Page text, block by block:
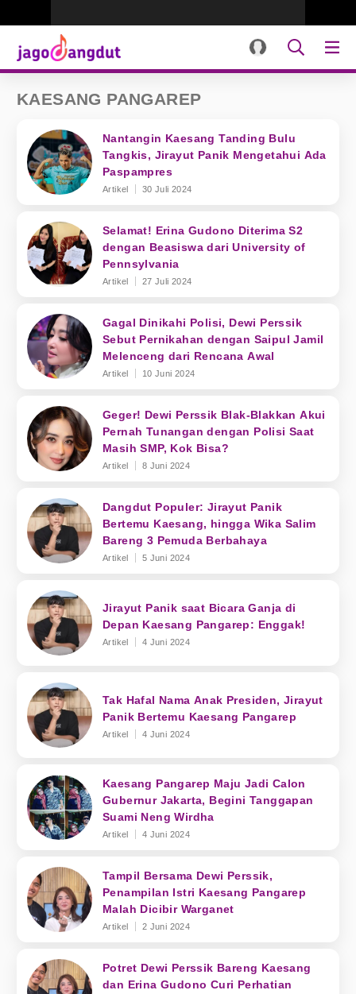
KAESANG PANGAREP
Nantangin Kaesang Tanding Bulu
Tangkis, Jirayut Panik Mengetahui Ada
Paspampres
Artikel 30 Juli 2024
Selamat! Erina Gudono Diterima S2
dengan Beasiswa dari University of
Pennsylvania
Artikel 27 Juli 2024
Gagal Dinikahi Polisi, Dewi Perssik
Sebut Pernikahan dengan Saipul Jamil
Melenceng dari Rencana Awal
Artikel 10 Juni 2024
Geger! Dewi Perssik Blak-Blakkan Akui
Pernah Tunangan dengan Polisi Saat
Masih SMP, Kok Bisa?
Artikel 8 Juni 2024
Dangdut Populer: Jirayut Panik
Bertemu Kaesang, hingga Wika Salim
Bareng 3 Pemuda Berbahaya
Artikel 5 Juni 2024
Jirayut Panik saat Bicara Ganja di
Depan Kaesang Pangarep: Enggak!
Artikel 4 Juni 2024
Tak Hafal Nama Anak Presiden, Jirayut
Panik Bertemu Kaesang Pangarep
Artikel 4 Juni 2024
Kaesang Pangarep Maju Jadi Calon
Gubernur Jakarta, Begini Tanggapan
Suami Neng Wirdha
Artikel 4 Juni 2024
Tampil Bersama Dewi Perssik,
Penampilan Istri Kaesang Pangarep
Malah Dicibir Warganet
Artikel 2 Juni 2024
Potret Dewi Perssik Bareng Kaesang
dan Erina Gudono Curi Perhatian